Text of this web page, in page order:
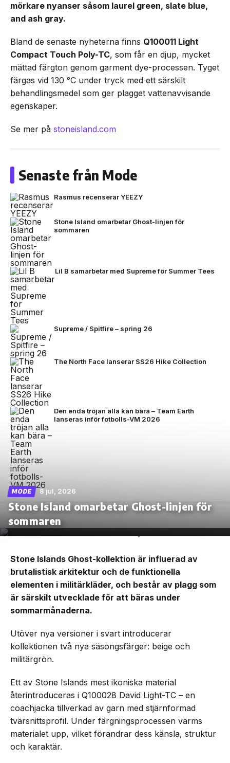
mörkare nyanser såsom laurel green, slate blue,
and ash gray.
Bland de senaste nyheterna finns Q100011 Light
Compact Touch Poly-TC, som får en djup, mycket
mättad färgton genom garment dye-processen. Tyget
färgas vid 130 °C under tryck med ett särskilt
behandlingsmedel som ger plagget vattenavvisande
egenskaper.
Se mer på stoneisland.com
Senaste från Mode
Rasmus recenserar YEEZY
Stone Island omarbetar Ghost-linjen för
sommaren
Lil B samarbetar med Supreme för Summer Tees
Supreme / Spitfire – spring 26
The North Face lanserar SS26 Hike Collection
Den enda tröjan alla kan bära – Team Earth
lanseras inför fotbolls-VM 2026
MODE 8 jul, 2026
Stone Island omarbetar Ghost-linjen för
sommaren
Stone Islands Ghost-kollektion är influerad av
brutalistisk arkitektur och de funktionella
elementen i militärkläder, och består av plagg som
är särskilt utvecklade för att bäras under
sommarmånaderna.
Utöver nya versioner i svart introducerar
kollektionen två nya säsongsfärger: beige och
militärgrön.
Ett av Stone Islands mest ikoniska material
återintroduceras i Q100028 David Light-TC – en
coachjacka tillverkad av garn med stjärnformad
tvärsnittsprofil. Under färgningsprocessen värms
materialet upp, vilket förändrar dess känsla, struktur
och karaktär.